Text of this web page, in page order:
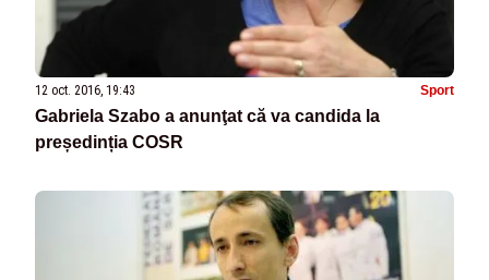
12 oct. 2016, 19:43 Sport
Gabriela Szabo a anunţat că va candida la
președinția COSR